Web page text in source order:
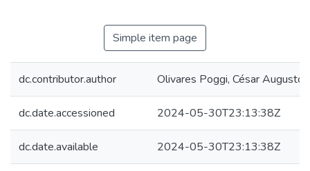
Simple item page
dc.contributor.author Olivares Poggi, César Augusto
dc.date.accessioned 2024-05-30T23:13:38Z
dc.date.available 2024-05-30T23:13:38Z